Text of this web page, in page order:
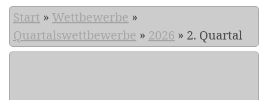
Start » Wettbewerbe »
Quartalswettbewerbe » 2026 » 2. Quartal